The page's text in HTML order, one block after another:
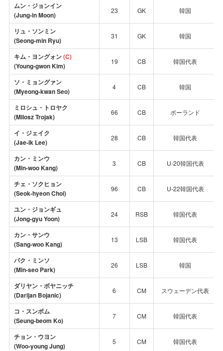
ムン・ジョンイン
(Jung-in Moon)
23 GK 韓国
リュ・ソンミン
(Seong-min Ryu)
31 GK 韓国
キム・ヨングォン(C)
(Young-gwon Kim)
19 CB 韓国代表
ソ・ミョングァン
(Myeong-kwanSeo)
4 CB 韓国
ミロシュ・トロヤク
(Milosz Trojak)
66 CB ポーランド
イ・ジェイク
(Jae-ik Lee)
28 CB 韓国代表
カン・ミンウ
(Min-woo Kang)
3 CB U-20韓国代表
チェ・ソクヒョン
(Seok-hyeon Choi)
96 CB U-22韓国代表
ユン・ジョンギュ
(Jong-gyu Yoon)
24 RSB 韓国代表
カン・サンウ
(Sang-woo Kang)
13 LSB 韓国代表
パク・ミンソ
(Min-seo Park)
26 LSB 韓国
ダリヤン・ボヤニッチ
(Darijan Bojanic)
6 CM スウェーデン代表
コ・スンボム
(Seung-beom Ko)
7 CM 韓国代表
チョン・ウヨン
(Woo-young Jung)
5 CM 韓国代表